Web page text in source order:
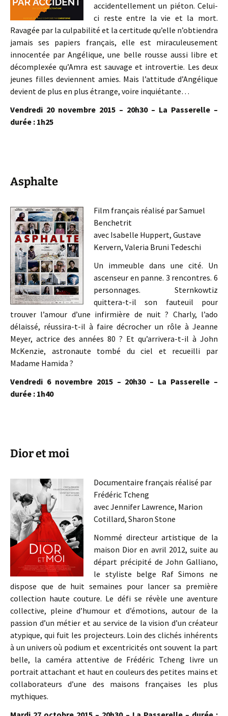
accidentellement un piéton. Celui-
ci reste entre la vie et la mort.
Ravagée par la culpabilité et la certitude qu’elle n’obtiendra
jamais ses papiers français, elle est miraculeusement
innocentée par Angélique, une belle rousse aussi libre et
décomplexée qu’Amra est sauvage et introvertie. Les deux
jeunes filles deviennent amies. Mais l’attitude d’Angélique
devient de plus en plus étrange, voire inquiétante…
Vendredi 20 novembre 2015 – 20h30 – La Passerelle –
durée : 1h25
Asphalte
Film français réalisé par Samuel
Benchetrit
avec Isabelle Huppert, Gustave
Kervern, Valeria Bruni Tedeschi
Un immeuble dans une cité. Un
ascenseur en panne. 3 rencontres. 6
personnages. Sternkowtiz
quittera-t-il son fauteuil pour
trouver l’amour d’une infirmière de nuit ? Charly, l’ado
délaissé, réussira-t-il à faire décrocher un rôle à Jeanne
Meyer, actrice des années 80 ? Et qu’arrivera-t-il à John
McKenzie, astronaute tombé du ciel et recueilli par
Madame Hamida ?
Vendredi 6 novembre 2015 – 20h30 – La Passerelle –
durée : 1h40
Dior et moi
Documentaire français réalisé par
Frédéric Tcheng
avec Jennifer Lawrence, Marion
Cotillard, Sharon Stone
Nommé directeur artistique de la
maison Dior en avril 2012, suite au
départ précipité de John Galliano,
le styliste belge Raf Simons ne
dispose que de huit semaines pour lancer sa première
collection haute couture. Le défi se révèle une aventure
collective, pleine d’humour et d’émotions, autour de la
passion d’un métier et au service de la vision d’un créateur
atypique, qui fuit les projecteurs. Loin des clichés inhérents
à un univers où podium et excentricités ont souvent la part
belle, la caméra attentive de Frédéric Tcheng livre un
portrait attachant et haut en couleurs des petites mains et
collaborateurs d’une des maisons françaises les plus
mythiques.